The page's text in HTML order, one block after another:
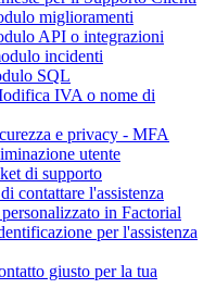
miglioramenti
API o integrazioni
incidenti
SQL
IVA o nome di
e privacy - MFA
utente
di supporto
contattare l'assistenza
in Factorial
per l'assistenza
giusto per la tua